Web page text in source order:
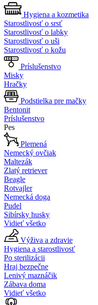
Hygiena a kozmetika
Starostlivosť o srsť
Starostlivosť o labky
Starostlivosť o uši
Starostlivosť o kožu
Príslušenstvo
Misky
Hračky
Podstielka pre mačky
Bentonit
Príslušenstvo
Pes
Plemená
Nemecký ovčiak
Maltezák
Zlatý retriever
Beagle
Rotvajler
Nemecká doga
Pudel
Sibírsky husky
Vidieť všetko
Výživa a zdravie
Hygiena a starostlivosť
Po sterilizácii
Hraj bezpečne
Lenivý maznáčik
Zábava doma
Vidieť všetko